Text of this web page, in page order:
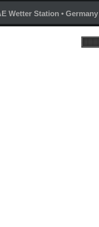
Wetter Station •